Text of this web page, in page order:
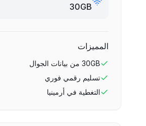
30GB
المميزات
30GB من بيانات الجوال
تسليم رقمي فوري
التغطية في أرمينيا